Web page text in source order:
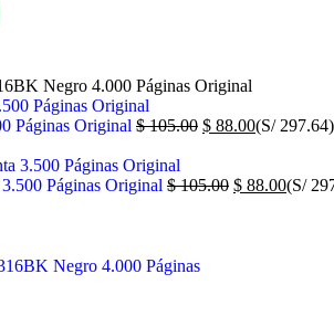
Negro 4.000 Páginas Original
Páginas Original $105.00 $ 88.00(S/ 297.64)
Páginas Original $105.00 $ 88.00(S/